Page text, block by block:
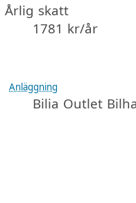
Årlig skatt
1781 kr/år
Anläggning
Bilia Outlet